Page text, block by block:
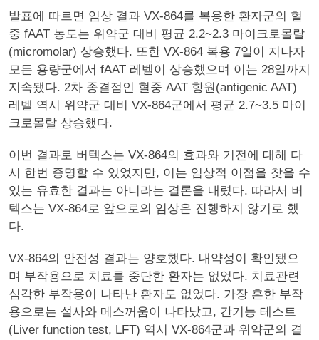
발표에 따르면 임상 결과 VX-864를 복용한 환자군의 혈
중 fAAT 농도는 위약군 대비 평균 2.2~2.3 마이크로몰랄
(micromolar) 상승했다. 또한 VX-864 복용 7일이 지나자
모든 용량군에서 fAAT 레벨이 상승했으며 이는 28일까지
지속됐다. 2차 종결점인 혈중 AAT 항원(antigenic AAT)
레벨 역시 위약군 대비 VX-864군에서 평균 2.7~3.5 마이
크로몰랄 상승했다.
이번 결과로 버텍스는 VX-864의 효과와 기전에 대해 다
시 한번 증명할 수 있었지만, 이는 임상적 이점을 찾을 수
있는 유효한 결과는 아니라는 결론을 내렸다. 따라서 버
텍스는 VX-864로 앞으로의 임상은 진행하지 않기로 했
다.
VX-864의 안전성 결과는 양호했다. 내약성이 확인됐으
며 부작용으로 치료를 중단한 환자는 없었다. 치료관련
심각한 부작용이 나타난 환자도 없었다. 가장 흔한 부작
용으로는 설사와 메스꺼움이 나타났고, 간기능 테스트
(Liver function test, LFT) 역시 VX-864군과 위약군의 결